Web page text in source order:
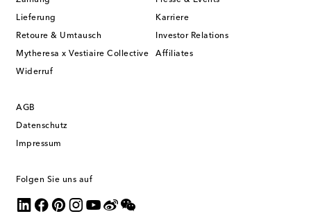
Lieferung
Retoure & Umtausch
Mytheresa x Vestiaire Collective
Widerruf
Karriere
Investor Relations
Affiliates
AGB
Datenschutz
Impressum
Folgen Sie uns auf